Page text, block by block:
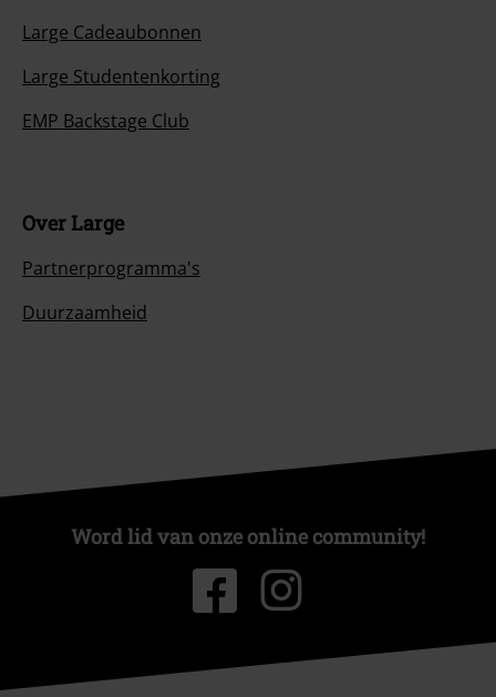
Large Cadeaubonnen
Large Studentenkorting
EMP Backstage Club
Over Large
Partnerprogramma's
Duurzaamheid
Word lid van onze online community!